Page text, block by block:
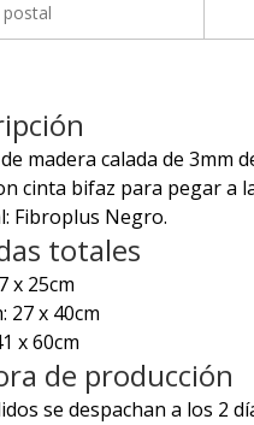
madera calada de 3mm
cinta bifaz para pegar a
Fibroplus Negro.
totales
x 25cm
27 x 40cm
x 60cm
de producción
se despachan a los 2